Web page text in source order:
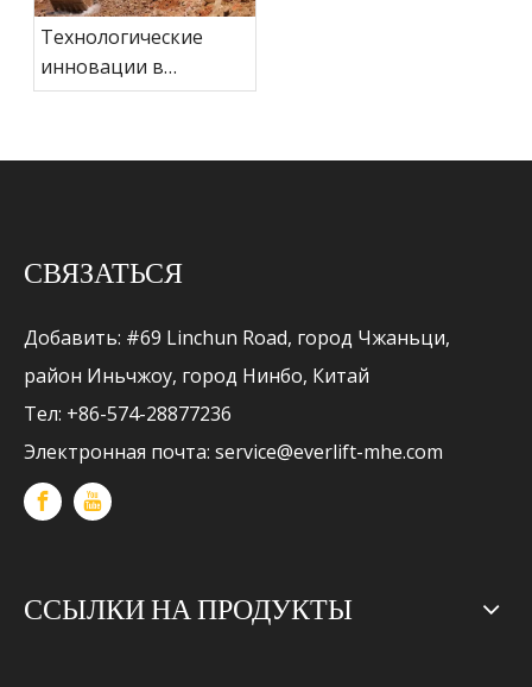
Технологические
инновации в
проектировании и
экскаваторов
СВЯЗАТЬСЯ
Добавить: #69 Linchun Road, город Чжаньци,
район Иньчжоу, город Нинбо, Китай
Тел: +86-574-28877236
Электронная почта: service@everlift-mhe.com
ССЫЛКИ НА ПРОДУКТЫ